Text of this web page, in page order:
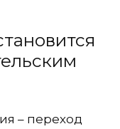
– переход